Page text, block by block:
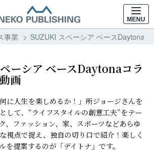
MENU
事業 SUZUKI スペーシア ベースDaytona
シア ベースDaytonaコラ
画
に人生を楽しめるか！」所ジョージさんを
して、“ライフスタイルの創意工夫”をテー
、ファッション、家、スポーツなどあらゆ
視点で捉え、独自の切り口で紹介！楽しく
を提案するのが「デイトナ」です。